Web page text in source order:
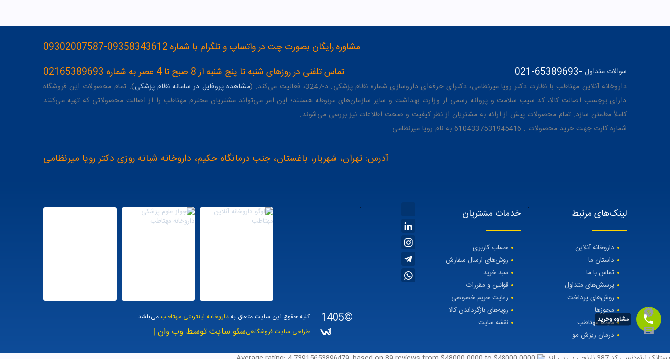
مشاوره رایگان بصورت چت در واتساپ و تلگرام با شماره 09358343612-09302007587
تماس تلفنی در روزهای شنبه تا پنج شنبه از 8 صبح تا 4 عصر به شماره 02165389693
021-65389693 سوالات متداول -
داروخانه آنلاین مهتاطب با نظارت دکتر رویا میرنظامی، دکترای حرفه‌ای داروسازی شماره نظام پزشکی: د-3247، فعالیت می‌کند. ( مشاهده پروفایل در سامانه نظام پزشکی). تمام محصولات این فروشگاه
دارای برچسب اصالت کالا، کد سیب سلامت و پروانه رسمی از وزارت بهداشت و سایر سازمان‌های مربوطه هستند؛ این امر می‌تواند مشتریان محترم مهتاطب را از اصالت محصولاتی که تهیه می‌کنند
کاملاً مطمئن سازد. تمام محصولات پیش از ارائه به مشتریان از نظر کیفیت و صحت اطلاعات نیز بررسی می‌شوند.
شماره کارت جهت خرید محصولات : 6104337531945416 به نام رویا میرنظامی
آدرس: تهران، شهریار، باغستان، جنب درمانگاه حکیم، داروخانه شبانه روزی دکتر رویا میرنظامی
لینک‌های مرتبط
داروخانه آنلاین
داستان ما
تماس با ما
پرسش‌های متداول
روش‌های پرداخت
مجوزها
مجله مهتاطب
درمان ریزش مو
خدمات مشتریان
حساب کاربری
روش‌های ارسال سفارش
سبد خرید
قوانین و مقررات
رعایت حریم خصوصی
رویه‌های بازگرداندن کالا
نقشه سایت
©1405 کلیه حقوق این سایت متعلق به داروخانه اینترنتی مهتاطب می‌باشد
سئو سایت توسط وب وان |طراحی سایت فروشگاهی
مشاوه وخرید